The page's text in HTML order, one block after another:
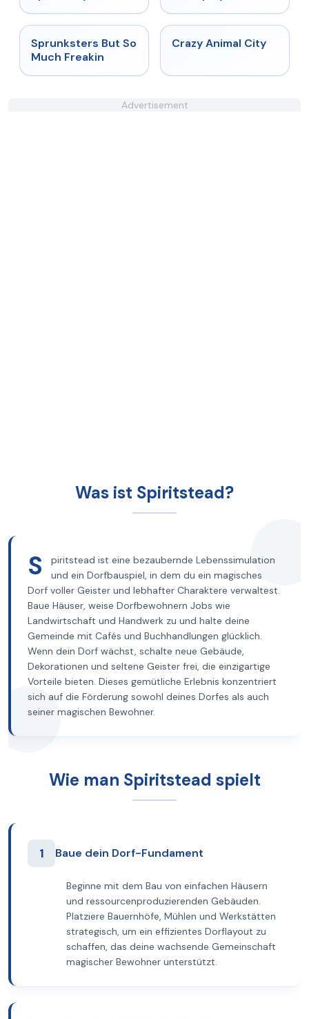
★ 4.8
Sprunksters But So
Much Freakin
★ 4.7
Crazy Animal City
Advertisement
Was ist Spiritstead?
S
piritstead ist eine bezaubernde Lebenssimulation
und ein Dorfbauspiel, in dem du ein magisches
Dorf voller Geister und lebhafter Charaktere verwaltest.
Baue Häuser, weise Dorfbewohnern Jobs wie
Landwirtschaft und Handwerk zu und halte deine
Gemeinde mit Cafés und Buchhandlungen glücklich.
Wenn dein Dorf wächst, schalte neue Gebäude,
Dekorationen und seltene Geister frei, die einzigartige
Vorteile bieten. Dieses gemütliche Erlebnis konzentriert
sich auf die Förderung sowohl deines Dorfes als auch
seiner magischen Bewohner.
Wie man Spiritstead spielt
1 Baue dein Dorf-Fundament
Beginne mit dem Bau von einfachen Häusern
und ressourcenproduzierenden Gebäuden.
Platziere Bauernhöfe, Mühlen und Werkstätten
strategisch, um ein effizientes Dorflayout zu
schaffen, das deine wachsende Gemeinschaft
magischer Bewohner unterstützt.